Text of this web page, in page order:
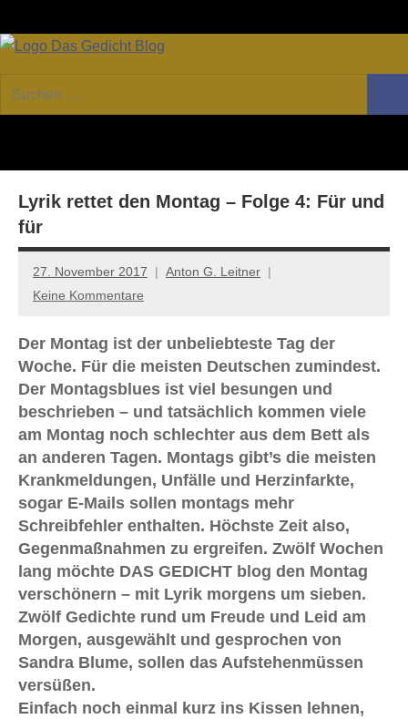
Inhalt
GEDICHT
Forum
von
Lyrik,
Essay
Suchen
nach:
Lyrik rettet den Montag – Folge 4: Für und
für
27. November 2017
Anton G. Leitner
Keine Kommentare
Der Montag ist der unbeliebteste Tag der
Woche. Für die meisten Deutschen zumindest.
Der Montagsblues ist viel besungen und
beschrieben – und tatsächlich kommen viele
am Montag noch schlechter aus dem Bett als
an anderen Tagen. Montags gibt’s die meisten
Krankmeldungen, Unfälle und Herzinfarkte,
sogar E-Mails sollen montags mehr
Schreibfehler enthalten. Höchste Zeit also,
Gegenmaßnahmen zu ergreifen. Zwölf Wochen
lang möchte DAS GEDICHT blog den Montag
verschönern – mit Lyrik morgens um sieben.
Zwölf Gedichte rund um Freude und Leid am
Morgen, ausgewählt und gesprochen von
Sandra Blume, sollen das Aufstehenmüssen
versüßen.
Einfach noch einmal kurz ins Kissen lehnen,